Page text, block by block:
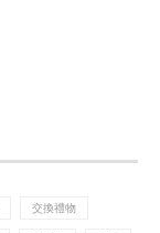
交換禮物